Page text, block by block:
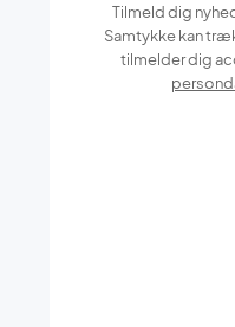
Tilmeld dig
Samtykke kan
tilmelder dig